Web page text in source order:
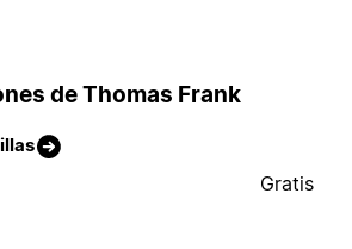
de Thomas Frank
Gratis